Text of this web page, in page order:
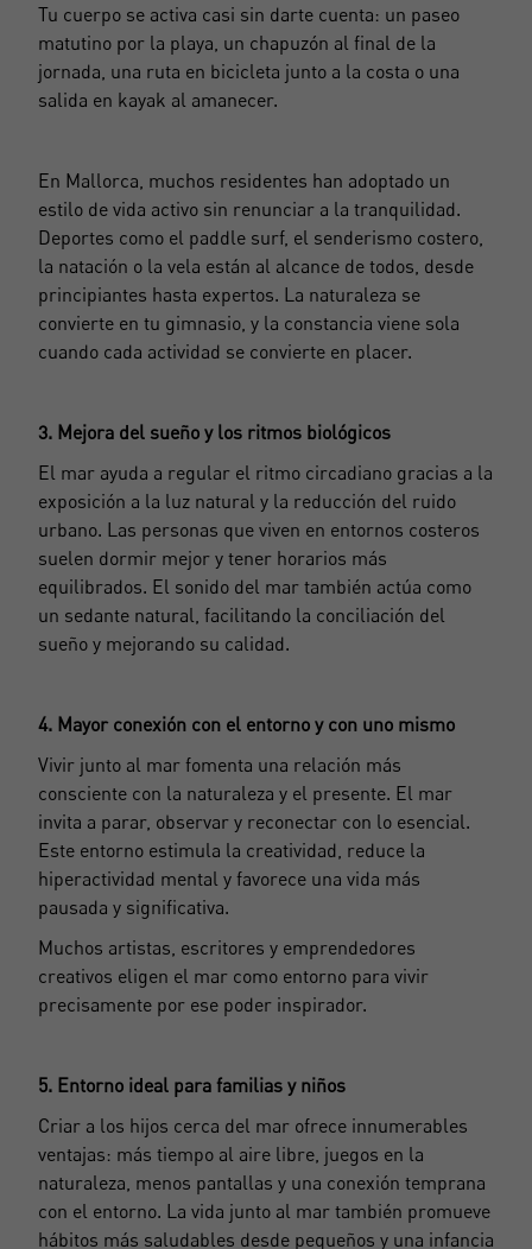
Tu cuerpo se activa casi sin darte cuenta: un paseo
matutino por la playa, un chapuzón al final de la
jornada, una ruta en bicicleta junto a la costa o una
salida en kayak al amanecer.
En Mallorca, muchos residentes han adoptado un
estilo de vida activo sin renunciar a la tranquilidad.
Deportes como el paddle surf, el senderismo costero,
la natación o la vela están al alcance de todos, desde
principiantes hasta expertos. La naturaleza se
convierte en tu gimnasio, y la constancia viene sola
cuando cada actividad se convierte en placer.
3. Mejora del sueño y los ritmos biológicos
El mar ayuda a regular el ritmo circadiano gracias a la
exposición a la luz natural y la reducción del ruido
urbano. Las personas que viven en entornos costeros
suelen dormir mejor y tener horarios más
equilibrados. El sonido del mar también actúa como
un sedante natural, facilitando la conciliación del
sueño y mejorando su calidad.
4. Mayor conexión con el entorno y con uno mismo
Vivir junto al mar fomenta una relación más
consciente con la naturaleza y el presente. El mar
invita a parar, observar y reconectar con lo esencial.
Este entorno estimula la creatividad, reduce la
hiperactividad mental y favorece una vida más
pausada y significativa.
Muchos artistas, escritores y emprendedores
creativos eligen el mar como entorno para vivir
precisamente por ese poder inspirador.
5. Entorno ideal para familias y niños
Criar a los hijos cerca del mar ofrece innumerables
ventajas: más tiempo al aire libre, juegos en la
naturaleza, menos pantallas y una conexión temprana
con el entorno. La vida junto al mar también promueve
hábitos más saludables desde pequeños y una infancia